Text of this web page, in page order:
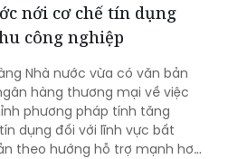
nới cơ chế tín dụng
công nghiệp
Nhà nước vừa có văn bản
hàng thương mại về việc
phương pháp tính tăng
dụng đối với lĩnh vực bất
theo hướng hỗ trợ mạnh hơn